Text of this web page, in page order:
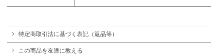
特定商取引法に基づく表記（返品等）
この商品を友達に教える